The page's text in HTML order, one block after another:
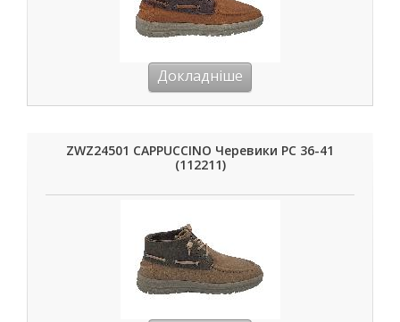
Докладніше
ZWZ24501 CAPPUCCINO Черевики РС 36-41
(112211)